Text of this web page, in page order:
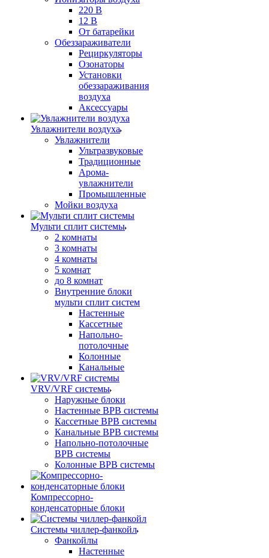
220 В
12 В
От батарейки
Обеззараживатели
Рециркуляторы
Озонаторы
Установки
обеззараживания
воздуха
Аксессуары
Увлажнители воздуха
Увлажнители
Ультразвуковые
Традиционные
Арома-
увлажнители
Промышленные
Мойки воздуха
Мульти сплит системы
2 комнаты
3 комнаты
4 комнаты
5 комнат
до 8 комнат
Внутренние блоки
мульти сплит систем
Настенные
Кассетные
Напольно-
потолочные
Колонные
Канальные
VRV/VRF системы
Наружные блоки
Настенные ВРВ системы
Кассетные ВРВ системы
Канальные ВРВ системы
Напольно-потолочные
ВРВ системы
Колонные ВРВ системы
Компрессорно-
конденсаторные блоки
Системы чиллер-фанкойл
Фанкойлы
Настенные